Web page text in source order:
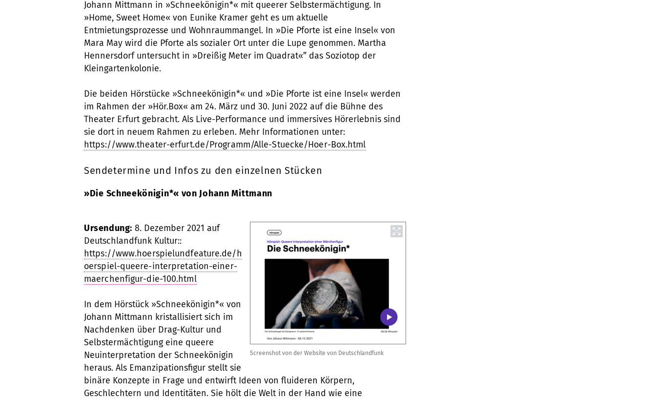
Johann Mittmann in »Schneekönigin*« mit queerer Selbstermächtigung. In
»Home, Sweet Home« von Eunike Kramer geht es um aktuelle
Entmietungsprozesse und Wohnraummangel. In »Die Pforte ist eine Insel« von
Mara May wird die Pforte als sozialer Ort unter die Lupe genommen. Martha
Hennersdorf untersucht in »Dreißig Meter im Quadrat«” das Soziotop der
Kleingartenkolonie.
Die beiden Hörstücke »Schneekönigin*« und »Die Pforte ist eine Insel« werden
im Rahmen der »Hör.Box« am 24. März und 30. Juni 2022 auf die Bühne des
Theater Erfurt gebracht. Als Live-Performance und immersives Hörerlebnis sind
sie dort in neuem Rahmen zu erleben. Mehr Informationen unter:
https://www.theater-erfurt.de/Programm/Alle-Stuecke/Hoer-Box.html
Sendetermine und Infos zu den einzelnen Stücken
»Die Schneekönigin*« von Johann Mittmann
Screenshot von der Website von Deutschlandfunk
Ursendung: 8. Dezember 2021 auf
Deutschlandfunk Kultur::
https://www.hoerspielundfeature.de/h
oerspiel-queere-interpretation-einer-
maerchenfigur-die-100.html
In dem Hörstück »Schneekönigin*« von
Johann Mittmann kristallisiert sich im
Nachdenken über Drag-Kultur und
Selbstermächtigung eine queere
Neuinterpretation der Schneekönigin
heraus. Als Emanzipationsfigur stellt sie
binäre Konzepte in Frage und entwirft Ideen von fluideren Körpern,
Geschlechtern und Identitäten. Sie hölt die Welt in der Hand wie eine